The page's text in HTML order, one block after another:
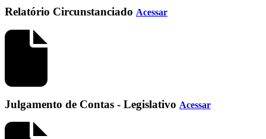
Relatório Circunstanciado Acessar
Julgamento de Contas - Legislativo Acessar